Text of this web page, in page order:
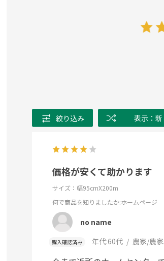
絞り込み 表示：
価格が安くて助かります
サイズ：幅95cmX200m
何で商品を知りましたか:ホームページ
no name
購入確認済み 年代:60代 農家/農